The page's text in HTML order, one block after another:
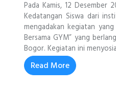
Pada Kamis, 12 Desember
Kedatangan Siswa dari
mengadakan kegiatan
Bersama GYM” yang
Bogor. Kegiatan ini
Read More